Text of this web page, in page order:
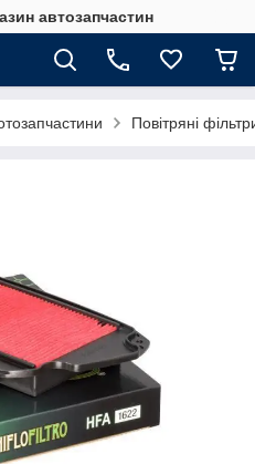
автозапчастин
Повітряні